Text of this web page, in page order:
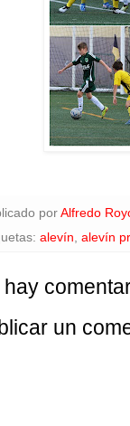
por Alfredo
alevín alevín
hay
un